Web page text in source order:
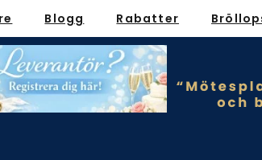
Blogg Rabatter